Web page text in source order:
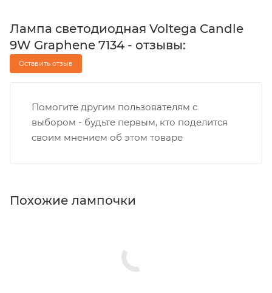
Лампа светодиодная Voltega Candle
9W Graphene 7134 - отзывы:
Оставить отзыв
Помогите другим пользователям с
выбором - будьте первым, кто поделится
своим мнением об этом товаре
Похожие лампочки